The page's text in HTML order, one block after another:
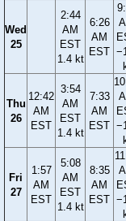
Wed
25
2:44
AM
EST
1.4 kt
6:26
AM
EST
Thu
26
12:42
AM
EST
3:54
AM
EST
1.4 kt
7:33
AM
EST
Fri
27
1:57
AM
EST
5:08
AM
EST
1.4 kt
8:35
AM
EST